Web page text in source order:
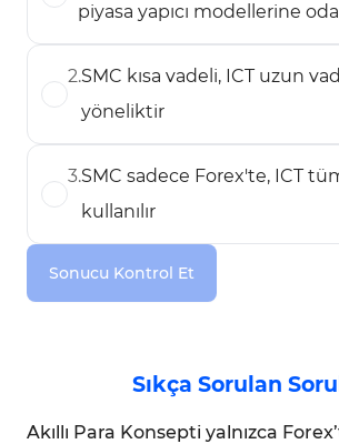
piyasa yapıcı modellerine
2.SMC kısa vadeli, ICT uzun
yöneliktir
3.SMC sadece Forex'te, ICT
kullanılır
Sonucu Kontrol Et
Sıkça Sorulan
Akıllı Para Konsepti yalnızca